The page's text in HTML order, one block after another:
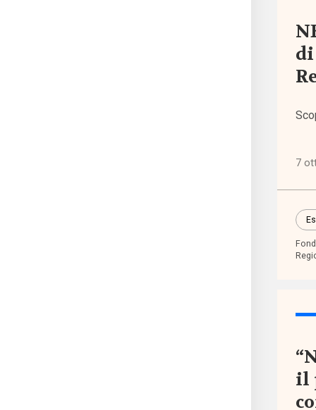
Terzo
(752)
Dati e
I
di
7
il